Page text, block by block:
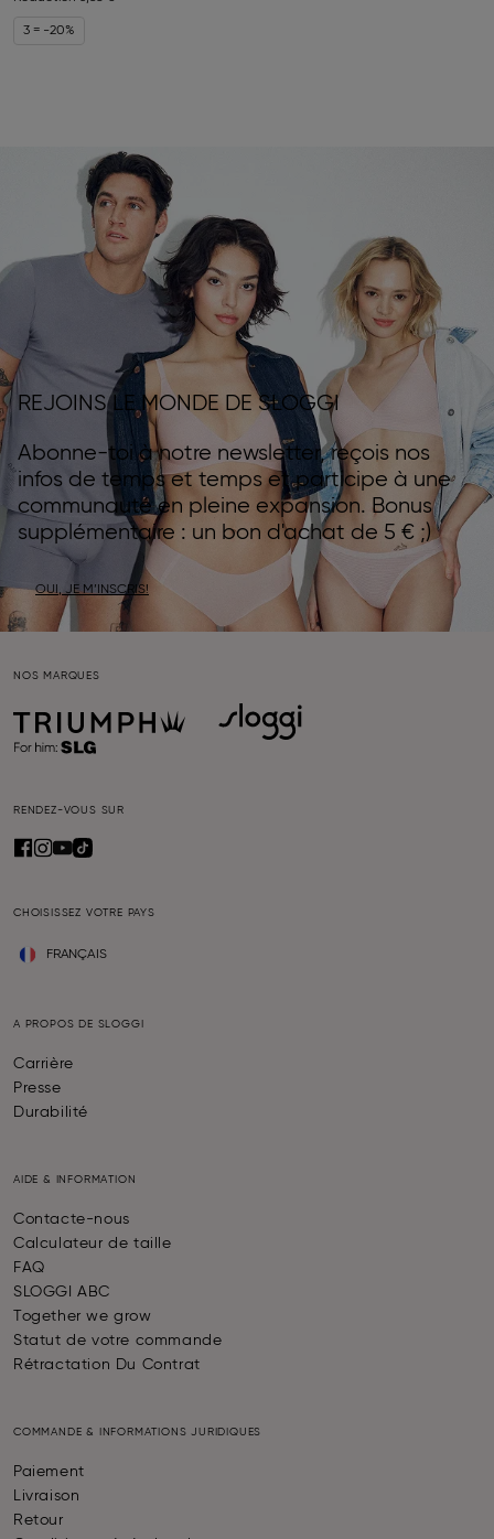
3 = -20%
REJOINS LE MONDE DE SLOGGI
Abonne-toi à notre newsletter, reçois nos
infos de temps et temps et participe à une
communauté en pleine expansion. Bonus
supplémentaire : un bon d'achat de 5 € ;)
OUI, JE M’INSCRIS!
NOS MARQUES
RENDEZ-VOUS SUR
CHOISISSEZ VOTRE PAYS
FRANÇAIS
A PROPOS DE SLOGGI
Carrière
Presse
Durabilité
AIDE & INFORMATION
Contacte-nous
Calculateur de taille
FAQ
SLOGGI ABC
Together we grow
Statut de votre commande
Rétractation Du Contrat
COMMANDE & INFORMATIONS JURIDIQUES
Paiement
Livraison
Retour